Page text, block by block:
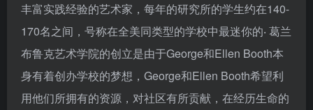
丰富实践经验的艺术家，每年的研究所的学生约在140-
170名之间，号称在全美同类型的学校中最迷你的‧ 葛兰
布鲁克艺术学院的创立是由于George和Ellen Booth本
身有着创办学校的梦想，George和Ellen Booth希望利
用他们所拥有的资源，对社区有所贡献，在经历生命的